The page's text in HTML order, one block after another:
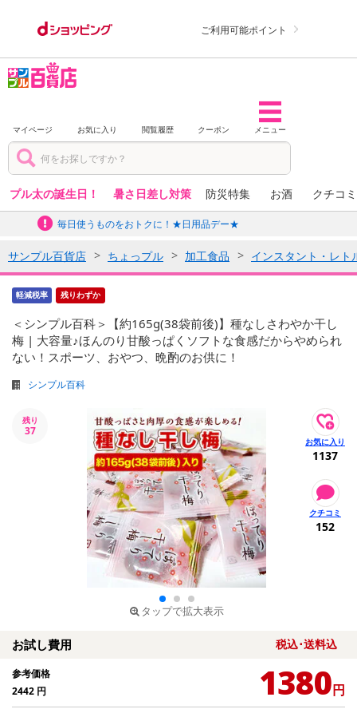
ご利用可能ポイント
マイページ お気に入り 閲覧履歴 クーポン メニュー
プル太の誕生日！ 暑さ日差し対策 防災特集 お酒 クチコ
毎日使うものをおトクに！★日用品デー★
サンプル百貨店 ちょっプル 加工食品 インスタント・レト
軽減税率 残りわずか
＜シンプル百科＞【約165g(38袋前後)】種なしさわやか干し
梅 | 大容量♪ほんのり甘酸っぱくソフトな食感だからやめられ
ない！スポーツ、おやつ、晩酌のお供に！
シンプル百科
残り
37
タップで拡大表示
1137
152
お試し費用 税込･送料込
参考価格
2442 円 1380円